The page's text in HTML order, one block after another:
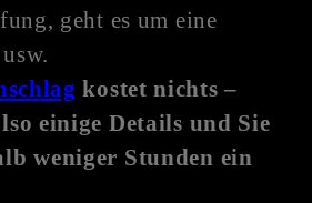
geht es um eine
kostet nichts –
einige Details und Sie
weniger Stunden ein